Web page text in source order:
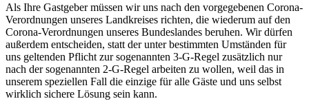
Als Ihre Gastgeber müssen wir uns nach den vorgegebenen Corona-
Verordnungen unseres Landkreises richten, die wiederum auf den
Corona-Verordnungen unseres Bundeslandes beruhen. Wir dürfen
außerdem entscheiden, statt der unter bestimmten Umständen für
uns geltenden Pflicht zur sogenannten 3-G-Regel zusätzlich nur
nach der sogenannten 2-G-Regel arbeiten zu wollen, weil das in
unserem speziellen Fall die einzige für alle Gäste und uns selbst
wirklich sichere Lösung sein kann.